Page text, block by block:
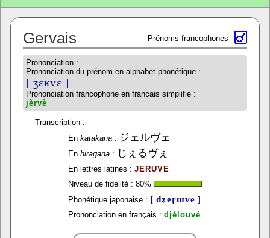
Gervais Prénoms francophones
Prononciation :
Prononciation du prénom en alphabet phonétique :
[ ʒɛʁvɛ ]
Prononciation francophone en français simplifié :
jèrvè
Transcription :
En katakana : ジェルヴェ
En hiragana : じぇるヴぇ
En lettres latines : JERUVE
Niveau de fidélité : 80%
Phonétique japonaise : [ dʑeɽɯve ]
Prononciation en français : djélouvé